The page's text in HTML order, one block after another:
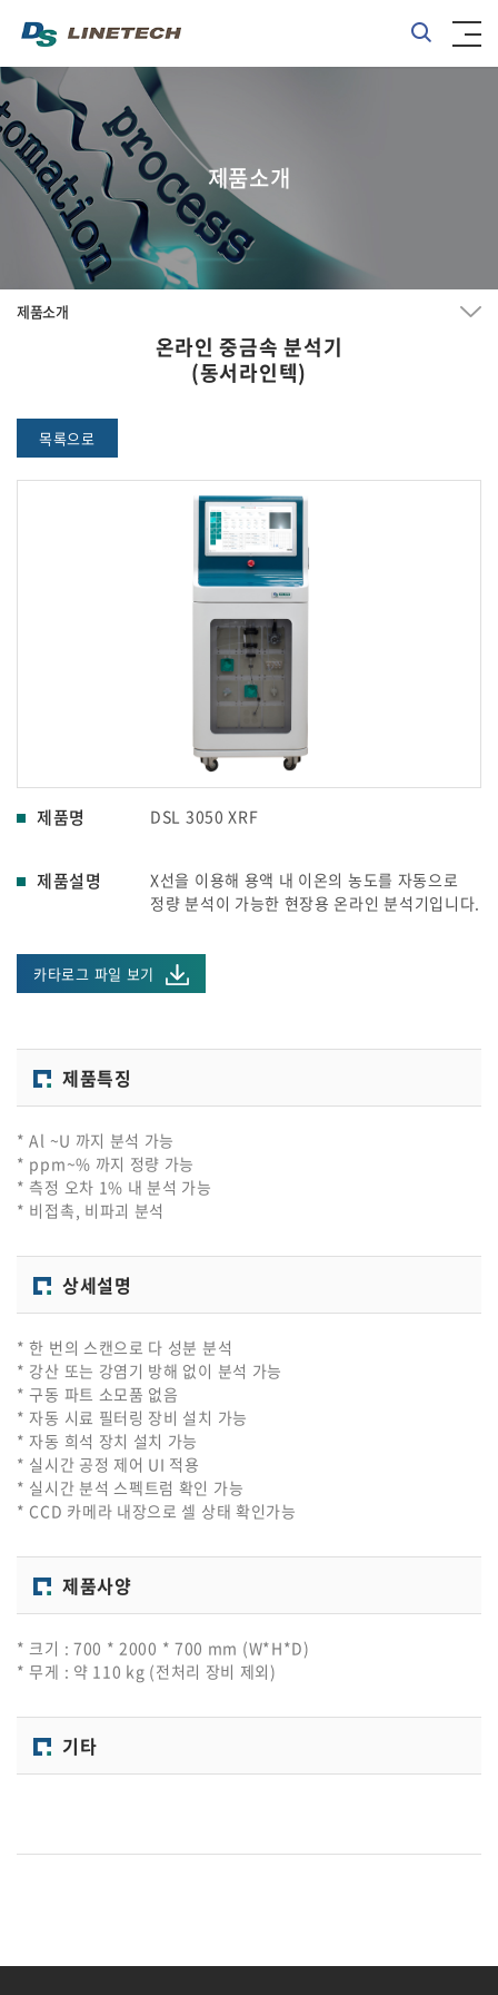
제품소개
제품소개
온라인 중금속 분석기
(동서라인텍)
목록으로
제품명 DSL 3050 XRF
제품설명
X선을 이용해 용액 내 이온의 농도를 자동으로
정량 분석이 가능한 현장용 온라인 분석기입니다.
카타로그 파일 보기
제품특징
* Al ~U 까지 분석 가능
* ppm~% 까지 정량 가능
* 측정 오차 1% 내 분석 가능
* 비접촉, 비파괴 분석
상세설명
* 한 번의 스캔으로 다 성분 분석
* 강산 또는 강염기 방해 없이 분석 가능
* 구동 파트 소모품 없음
* 자동 시료 필터링 장비 설치 가능
* 자동 희석 장치 설치 가능
* 실시간 공정 제어 UI 적용
* 실시간 분석 스펙트럼 확인 가능
* CCD 카메라 내장으로 셀 상태 확인가능
제품사양
* 크기 : 700 * 2000 * 700 mm (W*H*D)
* 무게 : 약 110 kg (전처리 장비 제외)
기타